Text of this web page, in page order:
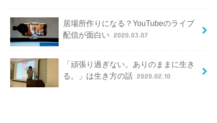
居場所作りになる？YouTubeのライブ
配信が面白い 2020.03.07
「頑張り過ぎない。ありのままに生き
る。」は生き方の話 2020.02.10